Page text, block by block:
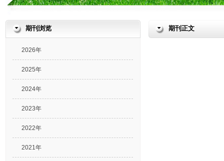
期刊浏览
2026年
2025年
2024年
2023年
2022年
2021年
期刊正文